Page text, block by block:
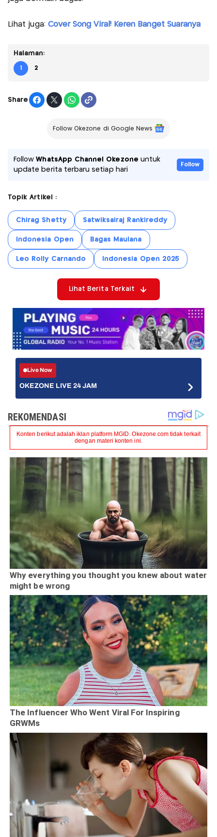
Lihat juga: Cover Song Viral! Keren Banget Suaranya
Halaman:
1 2
Share
Follow Okezone di Google News
FollowWhatsApp Channel Okezone untuk
update berita terbaru setiap hari
Follow
Topik Artikel :
Chirag Shetty Satwiksairaj Rankireddy
Indonesia Open Bagas Maulana
Leo Rolly Carnando Indonesia Open 2025
Lihat Berita Terkait
Live Now
OKEZONE LIVE 24 JAM